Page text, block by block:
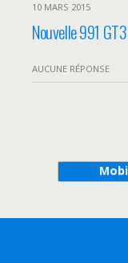
10 MARS 2015
Nouvelle 991
AUCUNE RÉPONSE